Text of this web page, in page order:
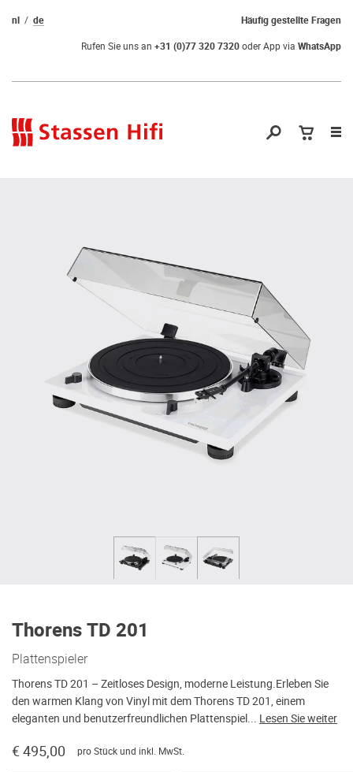
Häufig gestellte Fragen
nl de
Rufen Sie uns an +31 (0)77 320 7320oder App via WhatsApp
Thorens TD 201
Plattenspieler
Thorens TD 201 – Zeitloses Design, moderne Leistung.Erleben Sie
den warmen Klang von Vinyl mit dem Thorens TD 201, einem
eleganten und benutzerfreundlichen Plattenspiel... Lesen Sie weiter
€ 495,00 pro Stück und inkl. MwSt.